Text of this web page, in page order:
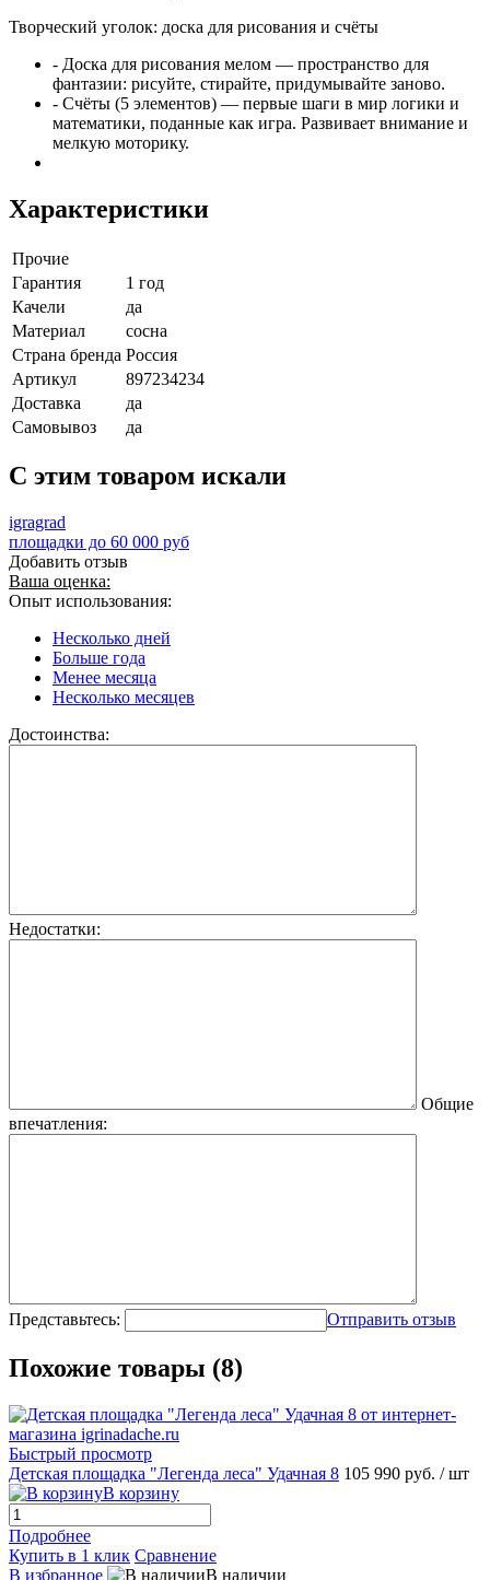
Творческий уголок: доска для рисования и счёты
- Доска для рисования мелом — пространство для
фантазии: рисуйте, стирайте, придумывайте заново.
- Счёты (5 элементов) — первые шаги в мир логики и
математики, поданные как игра. Развивает внимание и
мелкую моторику.
Характеристики
Прочие
Гарантия
1 год
Качели
да
Материал
сосна
Страна бренда Россия
Артикул
897234234
Доставка
да
Самовывоз
да
C этим товаром искали
igragrad
площадки до 60 000 руб
Добавить отзыв
Ваша оценка:
Опыт использования:
Несколько дней
Больше года
Менее месяца
Несколько месяцев
Достоинства:
Недостатки:
Общие
впечатления:
Представьтесь: Отправить отзыв
Похожие товары (8)
Быстрый просмотр
Детская площадка "Легенда леса" Удачная 8 105 990 руб. / шт
В корзину
Подробнее
Купить в 1 клик Сравнение
В избранное
В наличии